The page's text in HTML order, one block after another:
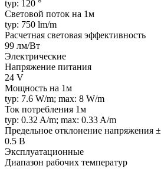
typ: 120 °
Световой поток на 1м
typ: 750 lm/m
Расчетная световая эффективность
99 лм/Вт
Электрические
Напряжение питания
24 V
Мощность на 1м
typ: 7.6 W/m; max: 8 W/m
Ток потребления 1м
typ: 0.32 A/m; max: 0.33 A/m
Предельное отклонение напряжения ±
0.5 В
Эксплуатационные
Диапазон рабочих температур